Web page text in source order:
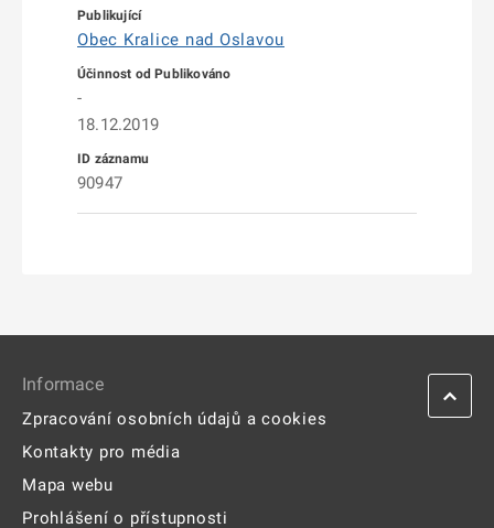
Obec Kralice nad Oslavou
-
18.12.2019
90947
Informace
Zpracování osobních údajů a cookies
Kontakty pro média
Mapa webu
Prohlášení o přístupnosti